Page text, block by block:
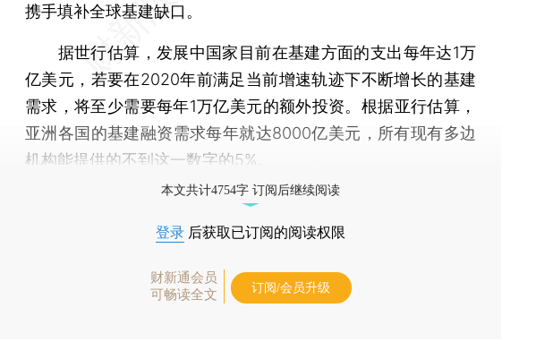
携手填补全球基建缺口。
据世行估算，发展中国家目前在基建方面的支出每年达1万
亿美元，若要在2020年前满足当前增速轨迹下不断增长的基建
需求，将至少需要每年1万亿美元的额外投资。根据亚行估算，
亚洲各国的基建融资需求每年就达8000亿美元，所有现有多边
机构能提供的不到这一数字的5%。
本文共计4754字 订阅后继续阅读
登录 后获取已订阅的阅读权限
财新通会员
可畅读全文
订阅/会员升级